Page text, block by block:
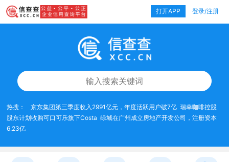
打开APP 登录/注册
热搜： 京东集团第三季度收入2991亿元，年度活跃用户破7亿 瑞幸咖啡控股
股东计划收购可口可乐旗下Costa 绿城在广州成立房地产开发公司，注册资本
6.23亿